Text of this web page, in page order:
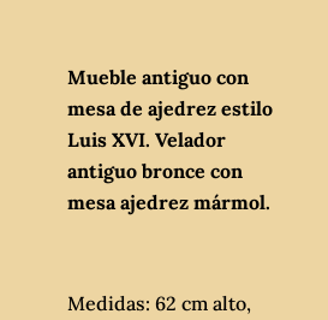
Mueble antiguo con
mesa de ajedrez estilo
Luis XVI. Velador
antiguo bronce con
mesa ajedrez mármol.
Medidas: 62 cm alto,